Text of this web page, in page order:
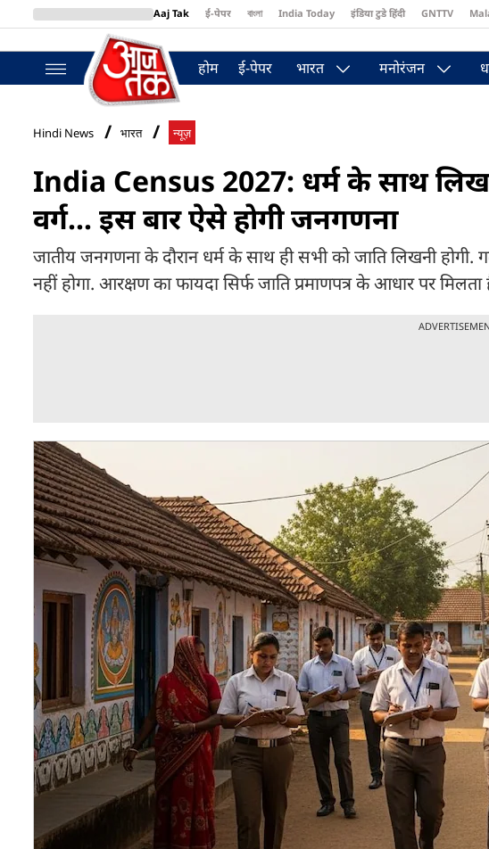
Aaj Tak ई-पेपर বাংলা India Today इंडिया टुडे हिंदी GNTTV
BT Bazaar
होम ई-पेपर भारत मनोरंजन
Hindi News भारत न्यूज़
India Census 2027: धर्म के साथ
वर्ग... इस बार ऐसे होगी जनगणना
जातीय जनगणना के दौरान धर्म के साथ ही सभी को जाति लिखनी
नहीं होगा. आरक्षण का फायदा सिर्फ जाति प्रमाणपत्र के आधार पर मिलता